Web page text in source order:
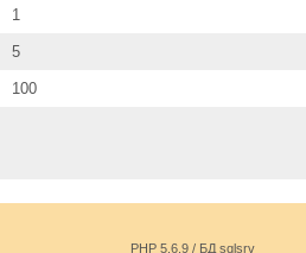
1
5
100
PHP 5.6.9 / БД sqlsrv